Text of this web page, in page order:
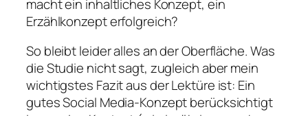
macht ein inhaltliches Konzept, ein
Erzählkonzept erfolgreich?
So bleibt leider alles an der Oberfläche. Was
die Studie nicht sagt, zugleich aber mein
wichtigstes Fazit aus der Lektüre ist: Ein
gutes Social Media-Konzept berücksichtigt